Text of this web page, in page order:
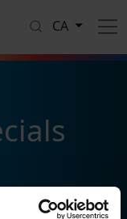
CA